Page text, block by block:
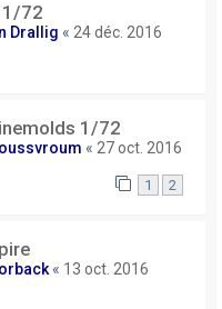
1/72
Drallig « 24 déc. 2016
1/72
« 27 oct. 2016
1 2
« 13 oct. 2016